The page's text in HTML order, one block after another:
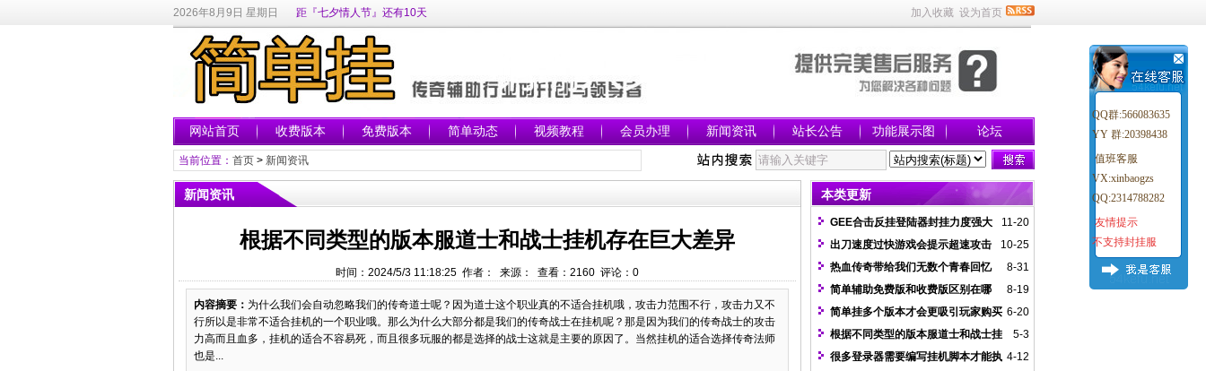
2026年8月9日 星期日 距『七夕情人节』还有10天 加入收藏 设为首页
网站首页 收费版本 免费版本 简单动态 视频教程 会员办理 新闻资讯 站长公告 功能展示图 论坛
当前位置： 首页> 新闻资讯
新闻资讯
根据不同类型的版本服道士和战士挂机存在巨大差异
时间：2024/5/3 11:18:25 作者： 来源： 查看： 2160评论： 0
内容摘要： 为什么我们会自动忽略我们的传奇道士呢？因为道士这个职业真的不适合挂机哦，攻击力范围不行，攻击力又不
行所以是非常不适合挂机的一个职业哦。那么为什么大部分都是我们的传奇战士在挂机呢？那是因为我们的传奇战士的攻击
力高而且血多，挂机的适合不容易死，而且很多玩服的都是选择的战士这就是主要的原因了。当然挂机的适合选择传奇法师
也是...
本类更新
11-20
GEE合击反挂登陆器封挂力度强大
吗？
10-25
出刀速度过快游戏会提示超速攻击
解决办法
8-31
热血传奇带给我们无数个青春回忆
8-19
简单辅助免费版和收费版区别在哪
里？
6-20
简单挂多个版本才会更吸引玩家购买
5-3
根据不同类型的版本服道士和战士挂
机存在巨大差异
4-12
很多登录器需要编写挂机脚本才能执
QQ群:566083635
YY 群:20398438
值班客服
VX:xinbaogzs
QQ:2314788282
友情提示
不支持封挂服